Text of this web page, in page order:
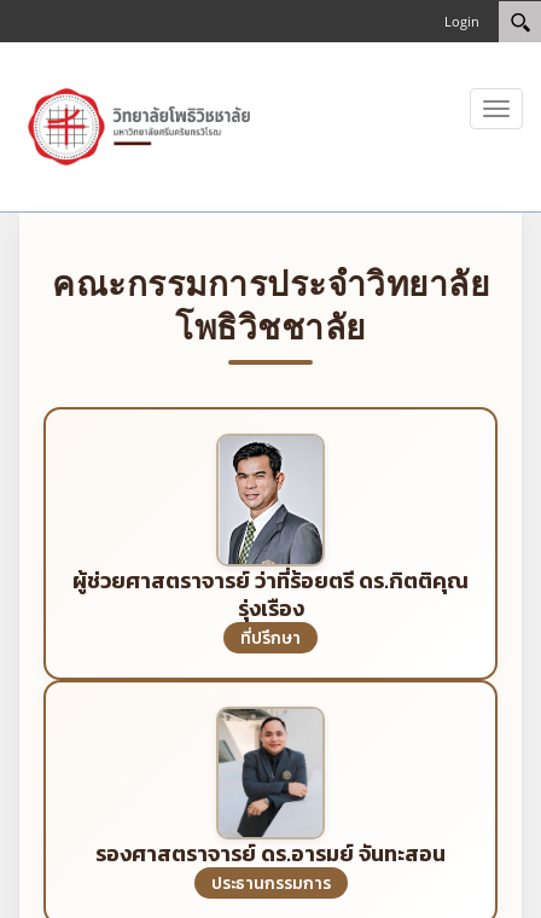
Login
Toggle
คณะกรรมการประจำวิทยาลัย
โพธิวิชชาลัย
ผู้ช่วยศาสตราจารย์ ว่าที่ร้อยตรี ดร.กิตติคุณ
รุ่งเรือง
ที่ปรึกษา
รองศาสตราจารย์ ดร.อารมย์ จันทะสอน
ประธานกรรมการ